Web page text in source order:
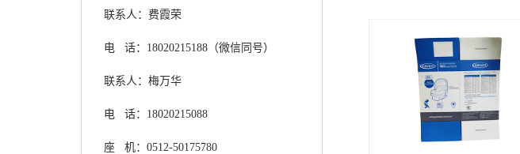
联系人：费霞荣
电 话：18020215188（微信同号）
联系人：梅万华
电 话：18020215088
座 机：0512-50175780